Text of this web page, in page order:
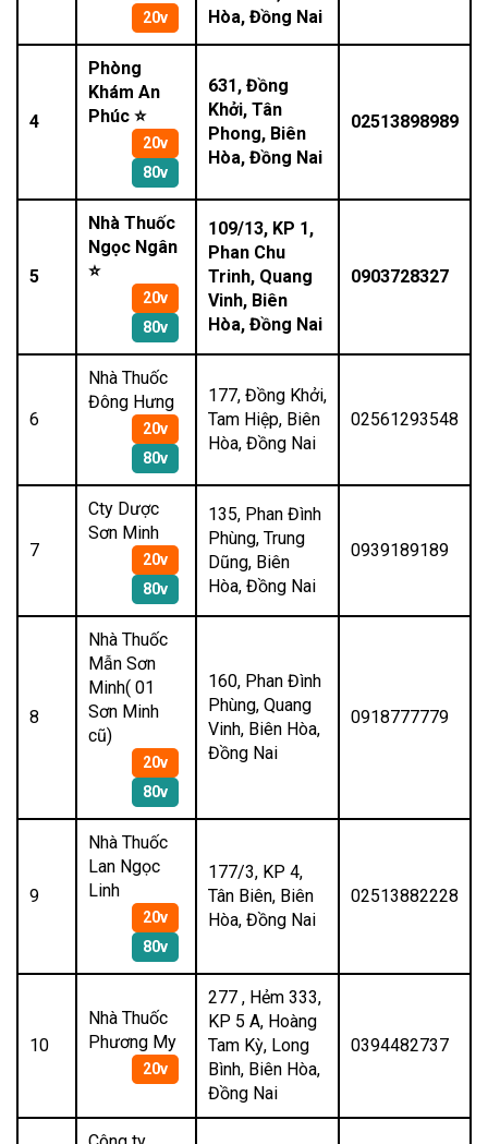
20v
Hòa, Đồng Nai
4
Phòng
Khám An
Phúc ⭐
20v
80v
631, Đồng
Khởi, Tân
Phong, Biên
Hòa, Đồng Nai
02513898989
5
Nhà Thuốc
Ngọc Ngân
⭐
20v
80v
109/13, KP 1,
Phan Chu
Trinh, Quang
Vinh, Biên
Hòa, Đồng Nai
0903728327
6
Nhà Thuốc
Đông Hưng
20v
80v
177, Đồng Khởi,
Tam Hiệp, Biên
Hòa, Đồng Nai
02561293548
7
Cty Dược
Sơn Minh
20v
80v
135, Phan Đình
Phùng, Trung
Dũng, Biên
Hòa, Đồng Nai
0939189189
8
Nhà Thuốc
Mẫn Sơn
Minh( 01
Sơn Minh
cũ)
20v
80v
160, Phan Đình
Phùng, Quang
Vinh, Biên Hòa,
Đồng Nai
0918777779
9
Nhà Thuốc
Lan Ngọc
Linh
20v
80v
177/3, KP 4,
Tân Biên, Biên
Hòa, Đồng Nai
02513882228
10
Nhà Thuốc
Phương My
20v
277 , Hẻm 333,
KP 5 A, Hoàng
Tam Kỳ, Long
Bình, Biên Hòa,
Đồng Nai
0394482737